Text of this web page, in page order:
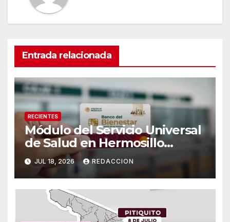
Entrada relacionada
RECIENTES
Módulo del Servicio Universal
de Salud en Hermosillo
cambiará de sede a partir del
lunes 20 de julio
JUL 18, 2026 REDACCION